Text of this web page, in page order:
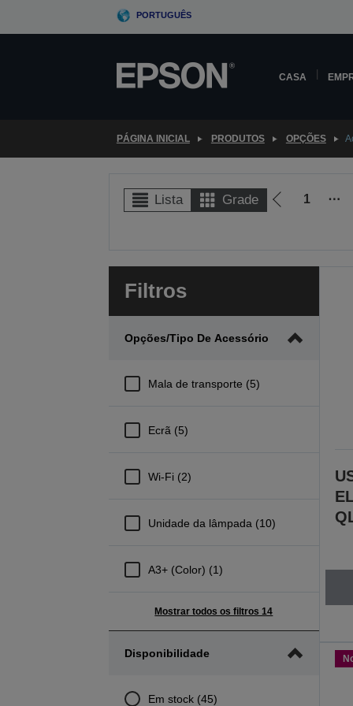
PORTUGUÊS
CASA
PÁGINA INICIAL PRODUTOS OPÇÕES
Lista Grade
Ir
página
1 ⋯
Filtros
Opções/Tipo De Acessório
Mala de transporte (5)
Ecrã (5)
Wi-Fi (2)
Unidade da lâmpada (10)
A3+ (Color) (1)
Mostrar todos os filtros 14
Disponibilidade
Em stock (45)